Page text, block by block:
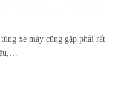
xe máy cũng gặp phải rất